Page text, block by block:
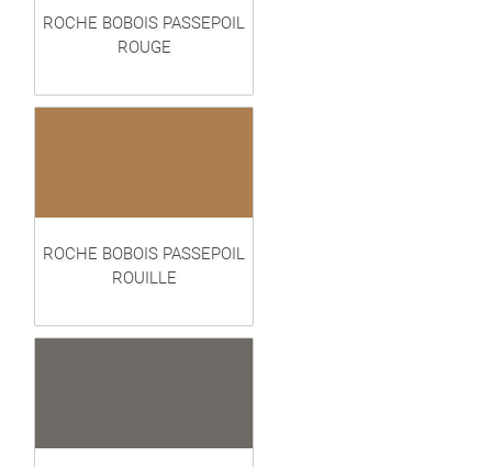
ROCHE BOBOIS PASSEPOIL
ROUGE
ROCHE BOBOIS PASSEPOIL
ROUILLE